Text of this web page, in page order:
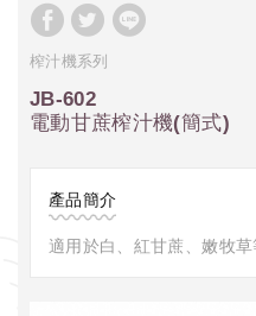
榨汁機系列
JB-602
電動甘蔗榨汁機(簡式)
產品簡介
適用於白、紅甘蔗、嫩牧草